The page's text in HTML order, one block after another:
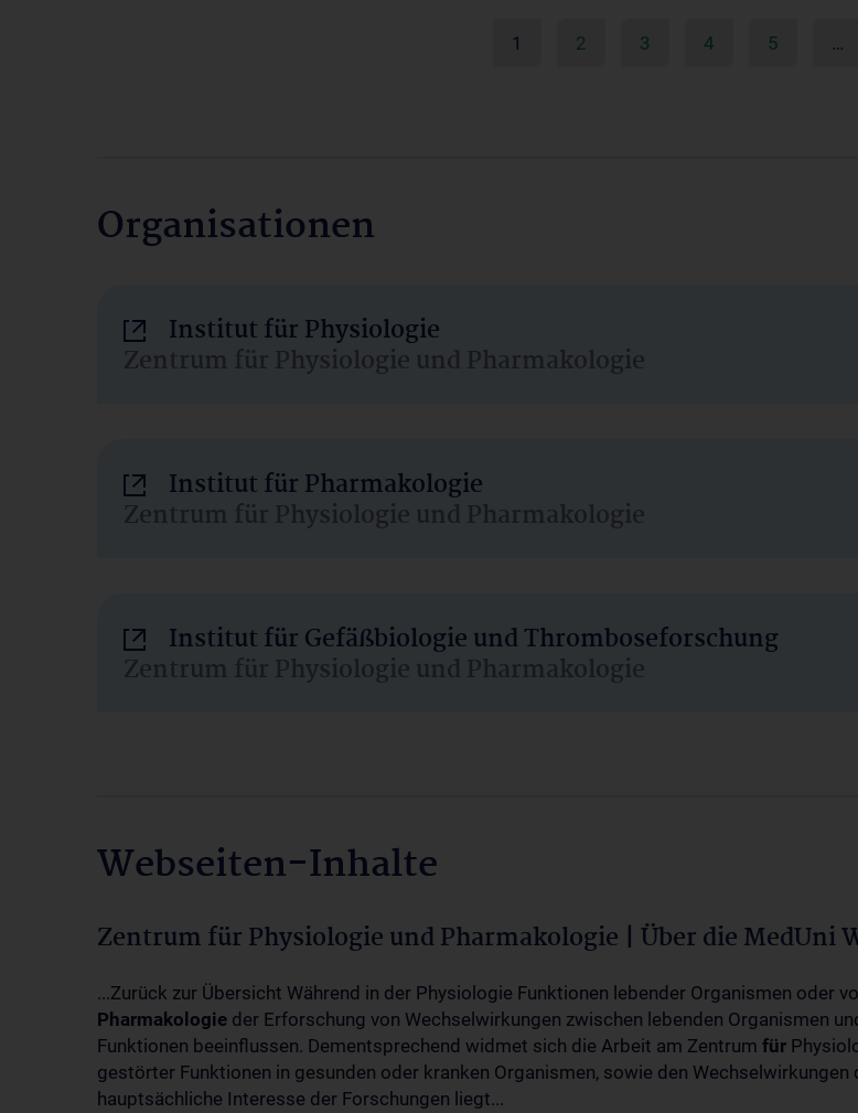
1 2 3 4 5 …
Organisationen
Institut für Physiologie
Zentrum für Physiologie und Pharmakologie
Institut für Pharmakologie
Zentrum für Physiologie und Pharmakologie
Institut für Gefäßbiologie und Thromboseforschung
Zentrum für Physiologie und Pharmakologie
Webseiten-Inhalte
Zentrum für Physiologie und Pharmakologie | Über die MedUni
...Zurück zur Übersicht Während in der Physiologie Funktionen lebender Organismen oder
Pharmakologie der Erforschung von Wechselwirkungen zwischen lebenden Organismen
Funktionen beeinflussen. Dementsprechend widmet sich die Arbeit am Zentrum für
gestörter Funktionen in gesunden oder kranken Organismen, sowie den
hauptsächliche Interesse der Forschungen liegt...